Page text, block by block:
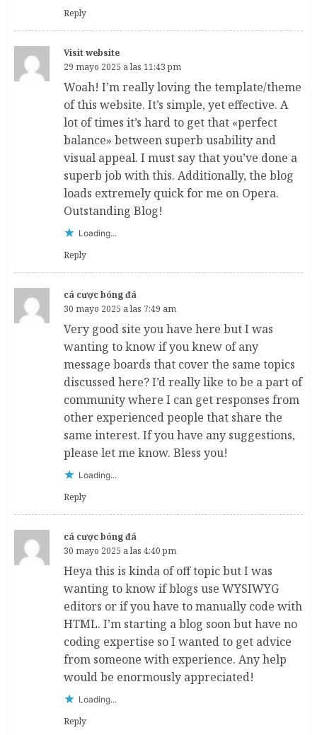
Reply
Visit website
29 mayo 2025 a las 11:43 pm
Woah! I’m really loving the template/theme
of this website. It’s simple, yet effective. A
lot of times it’s hard to get that «perfect
balance» between superb usability and
visual appeal. I must say that you’ve done a
superb job with this. Additionally, the blog
loads extremely quick for me on Opera.
Outstanding Blog!
Loading...
Reply
cá cược bóng đá
30 mayo 2025 a las 7:49 am
Very good site you have here but I was
wanting to know if you knew of any
message boards that cover the same topics
discussed here? I’d really like to be a part of
community where I can get responses from
other experienced people that share the
same interest. If you have any suggestions,
please let me know. Bless you!
Loading...
Reply
cá cược bóng đá
30 mayo 2025 a las 4:40 pm
Heya this is kinda of off topic but I was
wanting to know if blogs use WYSIWYG
editors or if you have to manually code with
HTML. I’m starting a blog soon but have no
coding expertise so I wanted to get advice
from someone with experience. Any help
would be enormously appreciated!
Loading...
Reply